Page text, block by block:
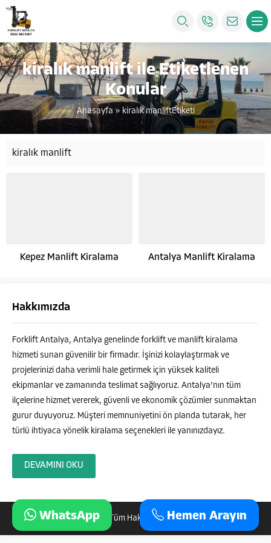
kiralık manlift ile Etiketlenen
Konular
Anasayfa » kiralık manliftEtiketi
kiralık manlift
Kepez Manlift Kiralama Antalya Manlift Kiralama
Hakkımızda
Forklift Antalya, Antalya genelinde forklift ve manlift kiralama
hizmeti sunan güvenilir bir firmadır. İşinizi kolaylaştırmak ve
projelerinizi daha verimli hale getirmek için yüksek kaliteli
ekipmanlar ve zamanında teslimat sağlıyoruz. Antalya’nın tüm
ilçelerine hizmet vererek, güvenli ve ekonomik çözümler sunmaktan
gurur duyuyoruz. Müşteri memnuniyetini ön planda tutarak, her
türlü ihtiyaca yönelik kiralama seçenekleri ile yanınızdayız.
DEVAMINI OKU
Copyright © 2024 Tüm Hakları Saklıdır -Neis Bilisim
Hemen Arayın
WhatsApp